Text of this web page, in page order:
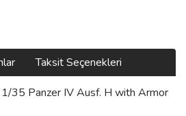
Taksit Seçenekleri
35 Panzer IV Ausf. H with Armor